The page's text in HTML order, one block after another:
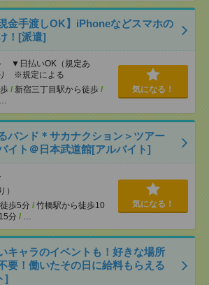
金手渡しOK】iPhoneなどスマホの
！[派遣]
▼日払いOK（規定あ
※規定による
/ 新宿三丁目駅から徒歩 /
…
気になる！
バンド＊サカナクション＞ツアー
イト＠日本武道館[アルバイト]
）
歩5分 / 竹橋駅から徒歩10
分 / …
気になる！
キャラのイベントも！好きな場所
要！働いたその日に給料もらえる
]